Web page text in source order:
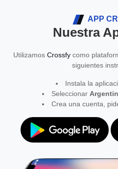
APP
Nuestra
Utilizamos Crossfycomo
siguientes
Instala la
Seleccionar
Crea una cuenta,